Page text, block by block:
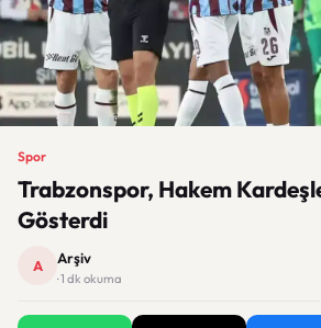
Spor
Trabzonspor, Hakem
Gösterdi
A Arşiv
· 1 dk okuma